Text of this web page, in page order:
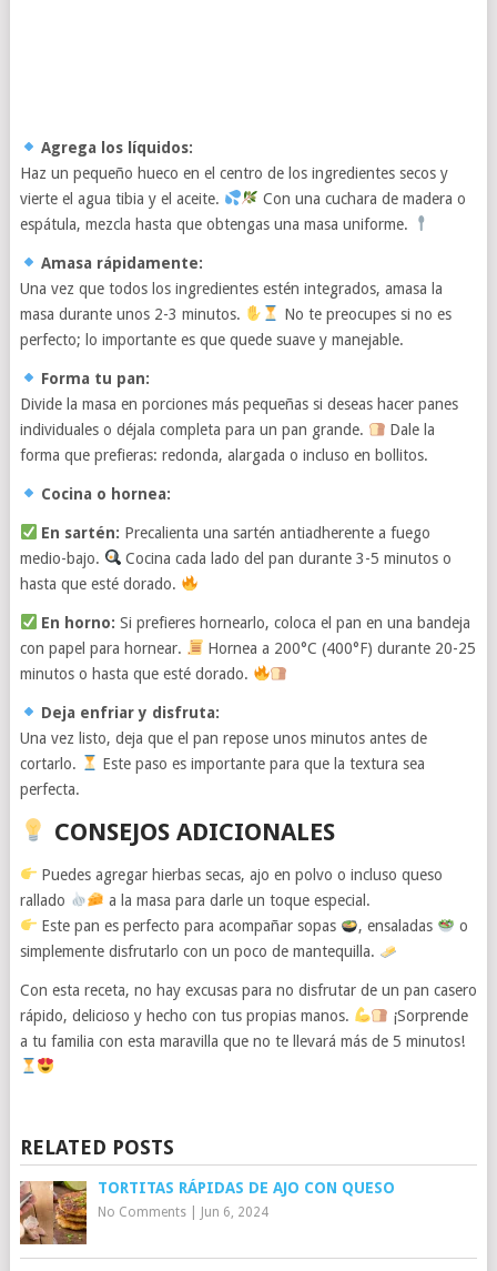
Agrega los líquidos:
Haz un pequeño hueco en el centro de los ingredientes secos y
vierte el agua tibia y el aceite.
Con una cuchara de madera o
espátula, mezcla hasta que obtengas una masa uniforme.
Amasa rápidamente:
Una vez que todos los ingredientes estén integrados, amasa la
masa durante unos 2-3 minutos.
No te preocupes si no es
perfecto; lo importante es que quede suave y manejable.
Forma tu pan:
Divide la masa en porciones más pequeñas si deseas hacer panes
individuales o déjala completa para un pan grande.
Dale la
forma que prefieras: redonda, alargada o incluso en bollitos.
Cocina o hornea:
En sartén: Precalienta una sartén antiadherente a fuego
medio-bajo.
Cocina cada lado del pan durante 3-5 minutos o
hasta que esté dorado.
En horno: Si prefieres hornearlo, coloca el pan en una bandeja
con papel para hornear.
Hornea a 200°C (400°F) durante 20-25
minutos o hasta que esté dorado.
Deja enfriar y disfruta:
Una vez listo, deja que el pan repose unos minutos antes de
cortarlo.
Este paso es importante para que la textura sea
perfecta.
CONSEJOS ADICIONALES
Puedes agregar hierbas secas, ajo en polvo o incluso queso
rallado
a la masa para darle un toque especial.
Este pan es perfecto para acompañar sopas
, ensaladas
o
simplemente disfrutarlo con un poco de mantequilla.
Con esta receta, no hay excusas para no disfrutar de un pan casero
rápido, delicioso y hecho con tus propias manos.
¡Sorprende
a tu familia con esta maravilla que no te llevará más de 5 minutos!
RELATED POSTS
TORTITAS RÁPIDAS DE AJO CON QUESO
No Comments| Jun 6, 2024